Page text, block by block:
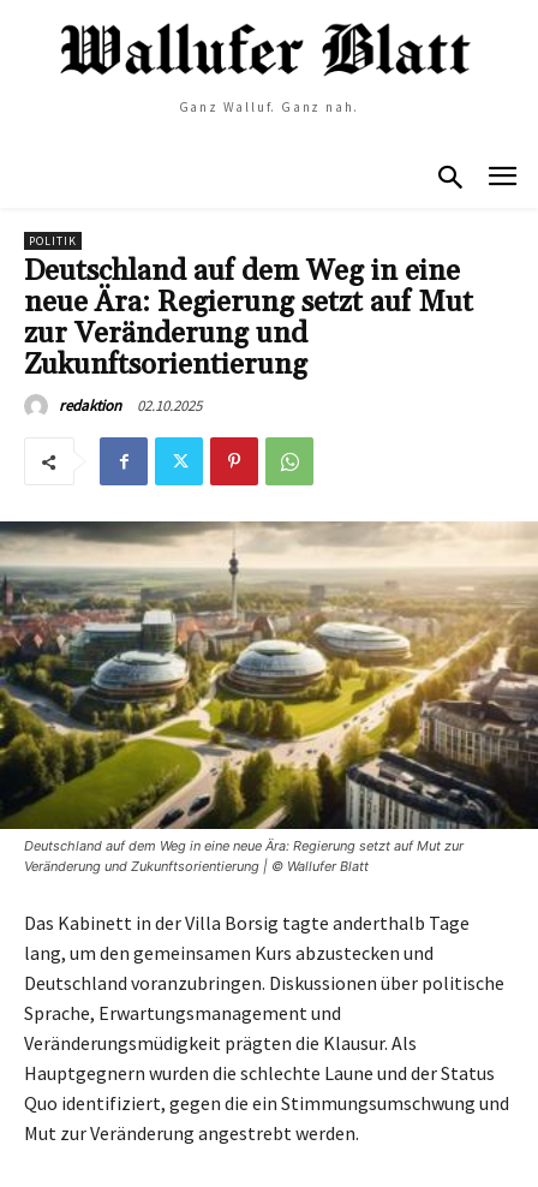
Ganz Walluf. Ganz nah.
POLITIK
Deutschland auf dem Weg in eine
neue Ära: Regierung setzt auf Mut
zur Veränderung und
Zukunftsorientierung
redaktion 02.10.2025
Deutschland auf dem Weg in eine neue Ära: Regierung setzt auf Mut zur
Veränderung und Zukunftsorientierung | © Wallufer Blatt
Das Kabinett in der Villa Borsig tagte anderthalb Tage
lang, um den gemeinsamen Kurs abzustecken und
Deutschland voranzubringen. Diskussionen über politische
Sprache, Erwartungsmanagement und
Veränderungsmüdigkeit prägten die Klausur. Als
Hauptgegnern wurden die schlechte Laune und der Status
Quo identifiziert, gegen die ein Stimmungsumschwung und
Mut zur Veränderung angestrebt werden.